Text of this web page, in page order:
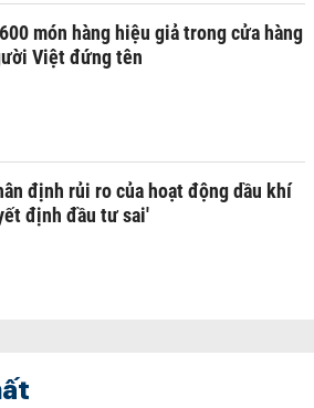
món hàng hiệu giả trong cửa hàng
Việt đứng tên
định rủi ro của hoạt động dầu khí
định đầu tư sai'